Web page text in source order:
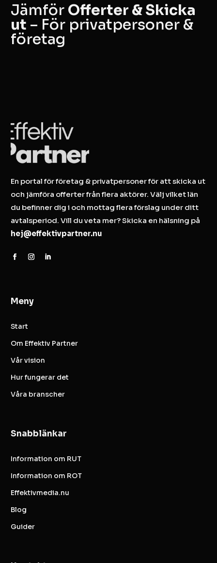
Jämför Offerter & Skicka
ut – För privatpersoner &
företag
En portal för företag & privatpersoner för att skicka ut
och jämföra offerter från flera aktörer. Välj vilket län
du befinner dig i och mottag flera förslag under ditt
avtalsperiod. Vill du veta mer? Skicka en hälsning på
hej@effektivpartner.nu
Meny
Start
Om Effektiv Partner
Vår vision
Hur fungerar det
Våra branscher
Snabblänkar
Information om RUT
Information om ROT
Effektivmedia.nu
Blog
Guider